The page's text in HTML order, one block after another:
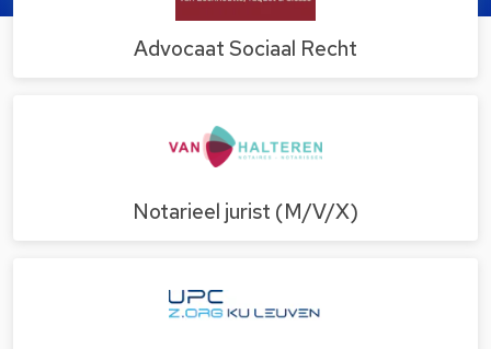
Advocaat Sociaal Recht
Notarieel jurist (M/V/X)